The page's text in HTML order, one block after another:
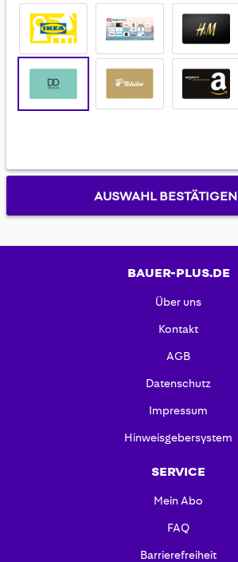
AUSWAHL BESTÄTIGEN
BAUER-PLUS.DE
Über uns
Kontakt
AGB
Datenschutz
Impressum
Hinweisgebersystem
SERVICE
Mein Abo
FAQ
Barrierefreiheit